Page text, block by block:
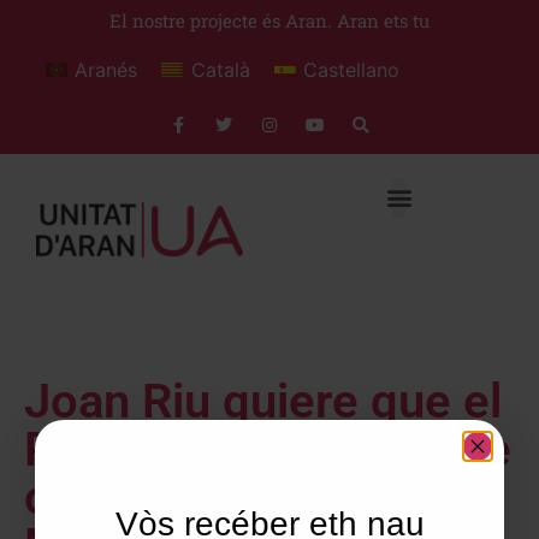
El nostre projecte és Aran. Aran ets tu
Aranés Català Castellano
Joan Riu quiere que el
Parque de Aventura se
construya en Vielha-
Vòs recéber eth nau